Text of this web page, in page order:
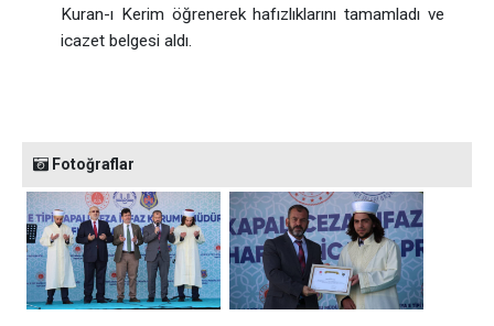
Kuran-ı Kerim öğrenerek hafızlıklarını tamamladı ve
icazet belgesi aldı.
Fotoğraflar